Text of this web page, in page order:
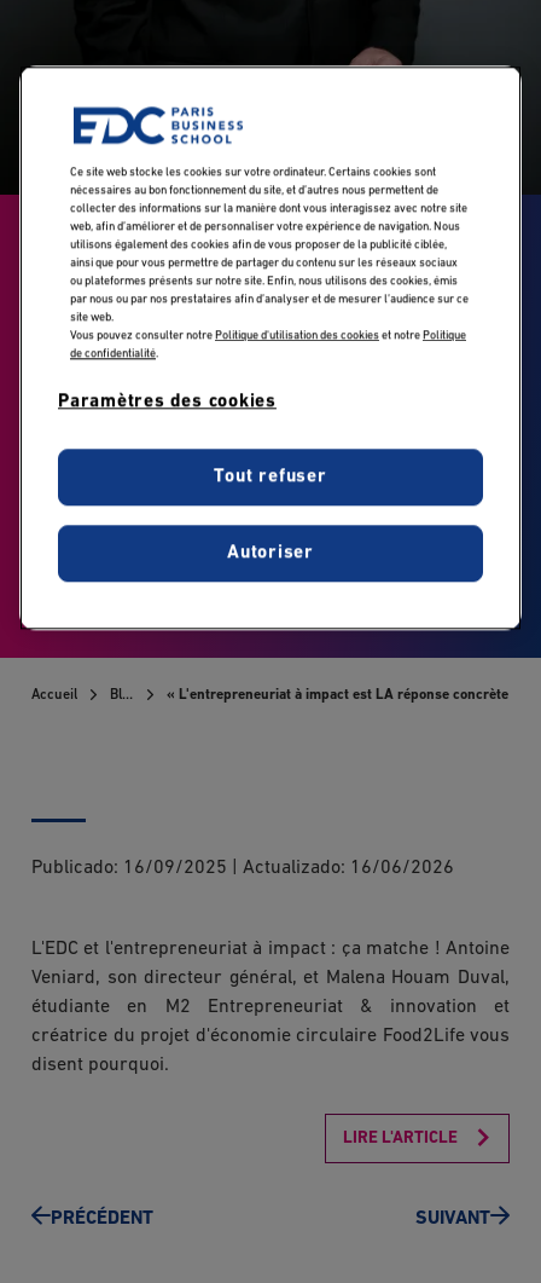
« L'entrepreneuriat
à impact est LA
réponse concrète
aux défis
contemporains » -
L'interview
d'Antoine Veniard
Accueil Blog « L'entrepreneuriat à impact est LA réponse concrète
Publicado: 16/09/2025 Actualizado: 16/06/2026
L'EDC et l'entrepreneuriat à impact : ça matche ! Antoine
Veniard, son directeur général, et Malena Houam Duval,
étudiante en M2 Entrepreneuriat & innovation et
créatrice du projet d'économie circulaire Food2Life vous
disent pourquoi.
LIRE L'ARTICLE
PRÉCÉDENT SUIVANT
Ce site web stocke les cookies sur votre ordinateur. Certains cookies sont
nécessaires au bon fonctionnement du site, et d’autres nous permettent de
collecter des informations sur la manière dont vous interagissez avec notre site
web, afin d’améliorer et de personnaliser votre expérience de navigation. Nous
utilisons également des cookies afin de vous proposer de la publicité ciblée,
ainsi que pour vous permettre de partager du contenu sur les réseaux sociaux
ou plateformes présents sur notre site. Enfin, nous utilisons des cookies, émis
par nous ou par nos prestataires afin d’analyser et de mesurer l’audience sur ce
site web.
Vous pouvez consulter notrePolitique d'utilisation des cookieset notrePolitique
de confidentialité.
Paramètres des cookies
Tout refuser
Autoriser